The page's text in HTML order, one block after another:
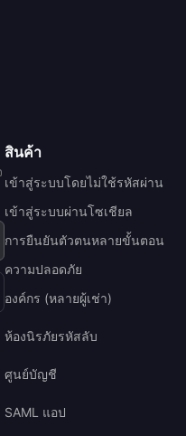
สินค้า
เข้าสู่ระบบโดยไม่ใช้รหัสผ่าน
เข้าสู่ระบบผ่านโซเชียล
การยืนยันตัวตนหลายขั้นตอน
ความปลอดภัย
องค์กร (หลายผู้เช่า)
ห้องนิรภัยรหัสลับ
ศูนย์บัญชี
SAML แอป